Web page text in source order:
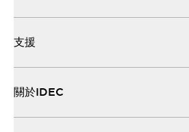
支援
關於IDEC